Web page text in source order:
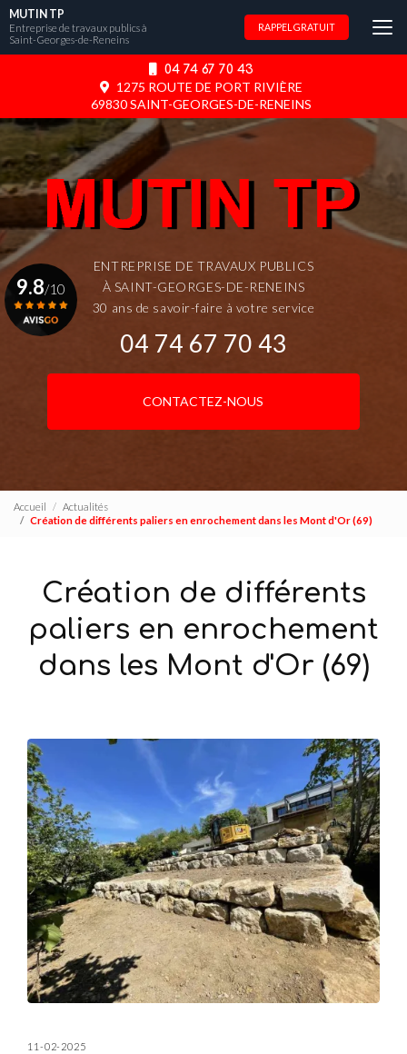
Aller
au
contenu
04 74 67 70 43
1275 ROUTE DE PORT RIVIÈRE
69830 SAINT-GEORGES-DE-RENEINS
MUTIN TP
Entreprise de travaux publics à
Saint-Georges-de-Reneins
RAPPEL GRATUIT
ENTREPRISE DE TRAVAUX PUBLICS
À SAINT-GEORGES-DE-RENEINS
30 ans de savoir-faire à votre service
04 74 67 70 43
CONTACTEZ-NOUS
9.8/10
Accueil
Actualités
Création de différents paliers en enrochement dans les Mont d'Or (69)
Création de différents
paliers en enrochement
dans les Mont d'Or (69)
11-02-2025